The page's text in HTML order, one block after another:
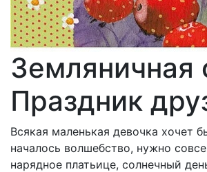
Земляничная
Праздник
Всякая маленькая девочка хочет
началось волшебство, нужно
нарядное платьице, солнечный